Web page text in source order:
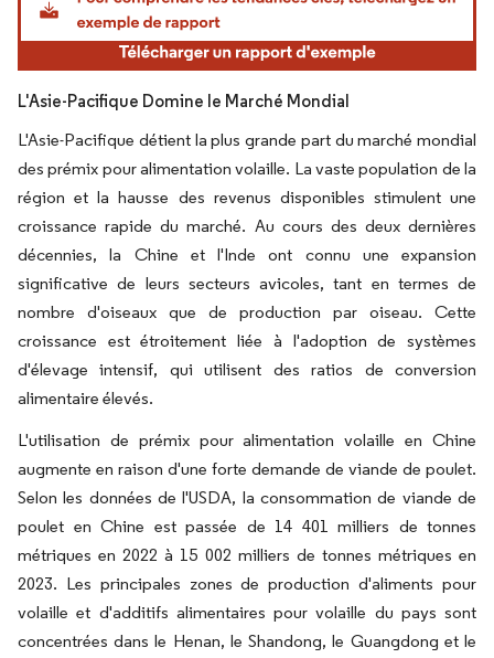
L'Asie-Pacifique Domine le Marché Mondial
L'Asie-Pacifique détient la plus grande part du marché mondial
des prémix pour alimentation volaille. La vaste population de la
région et la hausse des revenus disponibles stimulent une
croissance rapide du marché. Au cours des deux dernières
décennies, la Chine et l'Inde ont connu une expansion
significative de leurs secteurs avicoles, tant en termes de
nombre d'oiseaux que de production par oiseau. Cette
croissance est étroitement liée à l'adoption de systèmes
d'élevage intensif, qui utilisent des ratios de conversion
alimentaire élevés.
L'utilisation de prémix pour alimentation volaille en Chine
augmente en raison d'une forte demande de viande de poulet.
Selon les données de l'USDA, la consommation de viande de
poulet en Chine est passée de 14 401 milliers de tonnes
métriques en 2022 à 15 002 milliers de tonnes métriques en
2023. Les principales zones de production d'aliments pour
volaille et d'additifs alimentaires pour volaille du pays sont
concentrées dans le Henan, le Shandong, le Guangdong et le